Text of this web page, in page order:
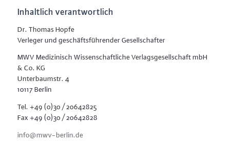
Inhaltlich verantwortlich
Dr. Thomas Hopfe
Verleger und geschäftsführender Gesellschafter
MWV Medizinisch Wissenschaftliche Verlagsgesellschaft mbH
& Co. KG
Unterbaumstr. 4
10117 Berlin
Tel. +49 (0)30 / 20642825
Fax +49 (0)30 / 20642828
info@mwv-berlin.de